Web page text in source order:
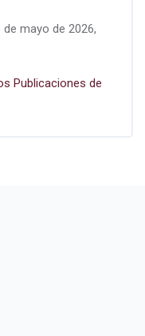
mayo de 2026,
Publicaciones de